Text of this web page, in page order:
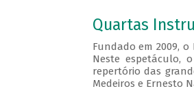
Quartas
Fundado em 2009,
Neste espetáculo,
repertório das
Medeiros e Ernesto